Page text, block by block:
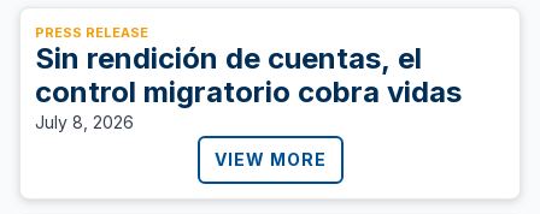
PRESS RELEASE
Sin rendición de cuentas, el
control migratorio cobra vidas
July 8, 2026
VIEW MORE